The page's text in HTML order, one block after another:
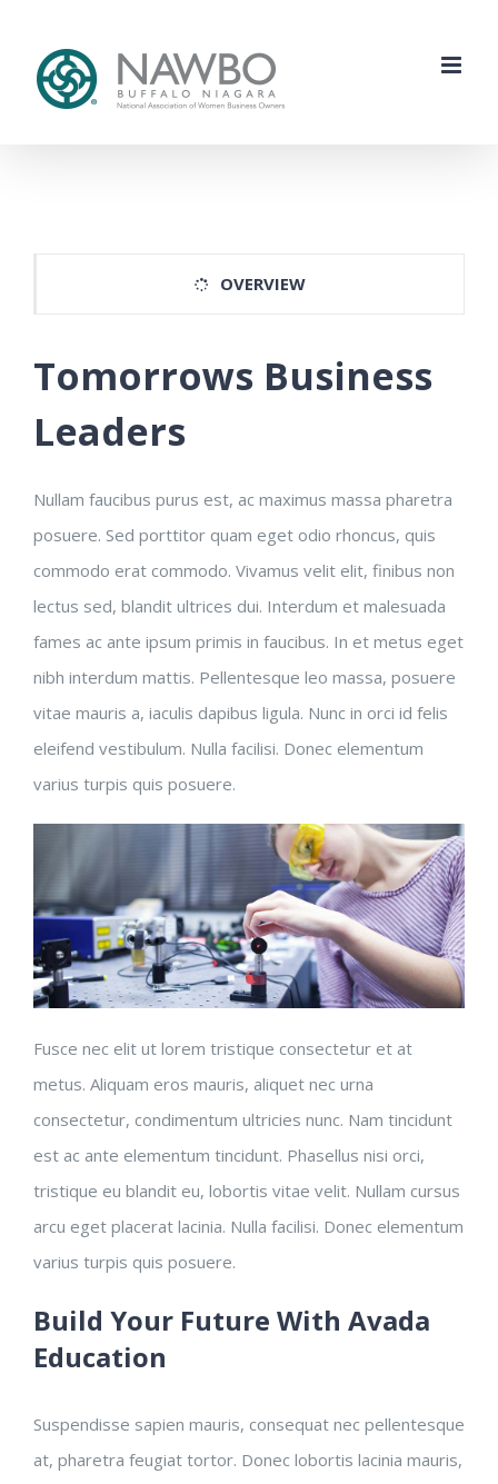
content
OVERVIEW
Tomorrows Business
Leaders
Nullam faucibus purus est, ac maximus massa pharetra
posuere. Sed porttitor quam eget odio rhoncus, quis
commodo erat commodo. Vivamus velit elit, finibus non
lectus sed, blandit ultrices dui. Interdum et malesuada
fames ac ante ipsum primis in faucibus. In et metus eget
nibh interdum mattis. Pellentesque leo massa, posuere
vitae mauris a, iaculis dapibus ligula. Nunc in orci id felis
eleifend vestibulum. Nulla facilisi. Donec elementum
varius turpis quis posuere.
Fusce nec elit ut lorem tristique consectetur et at
metus. Aliquam eros mauris, aliquet nec urna
consectetur, condimentum ultricies nunc. Nam tincidunt
est ac ante elementum tincidunt. Phasellus nisi orci,
tristique eu blandit eu, lobortis vitae velit. Nullam cursus
arcu eget placerat lacinia. Nulla facilisi. Donec elementum
varius turpis quis posuere.
Build Your Future With Avada
Education
Suspendisse sapien mauris, consequat nec pellentesque
at, pharetra feugiat tortor. Donec lobortis lacinia mauris,